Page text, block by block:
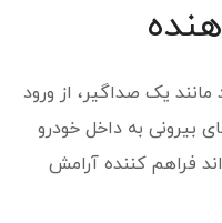
یک صداگیر، از ورود
بیرونی به داخل خودرو
فراهم کننده آرامش